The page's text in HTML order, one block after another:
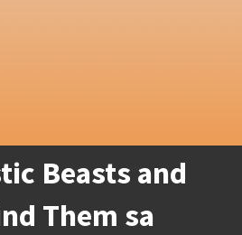
Beasts and
Them sa